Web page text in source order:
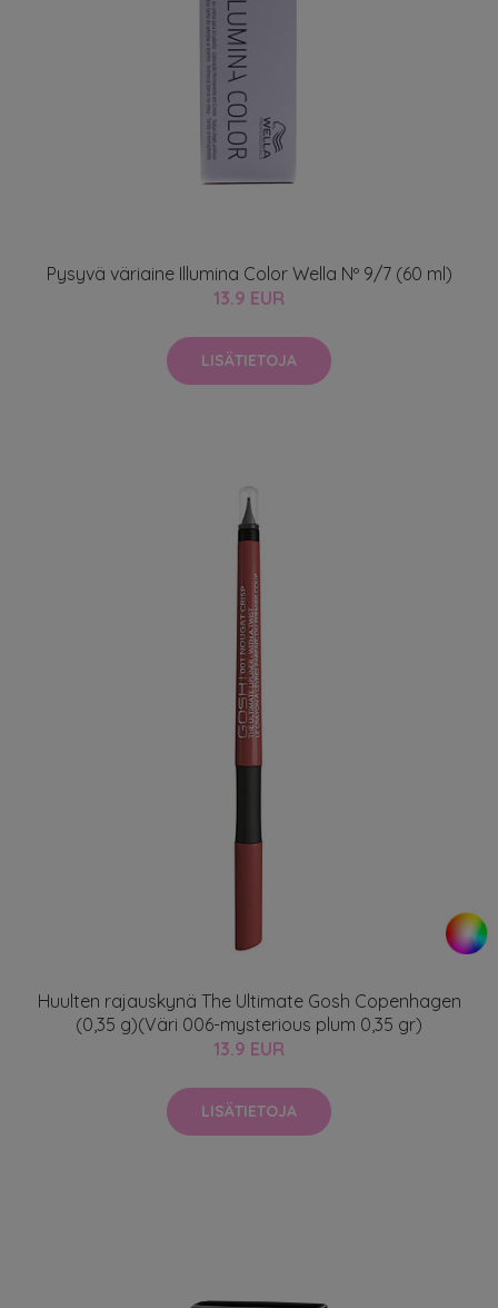
Pysyvä väriaine Illumina Color Wella Nº 9/7 (60 ml)
13.9 EUR
LISÄTIETOJA
Huulten rajauskynä The Ultimate Gosh Copenhagen
(0,35 g)(Väri 006-mysterious plum 0,35 gr)
13.9 EUR
LISÄTIETOJA